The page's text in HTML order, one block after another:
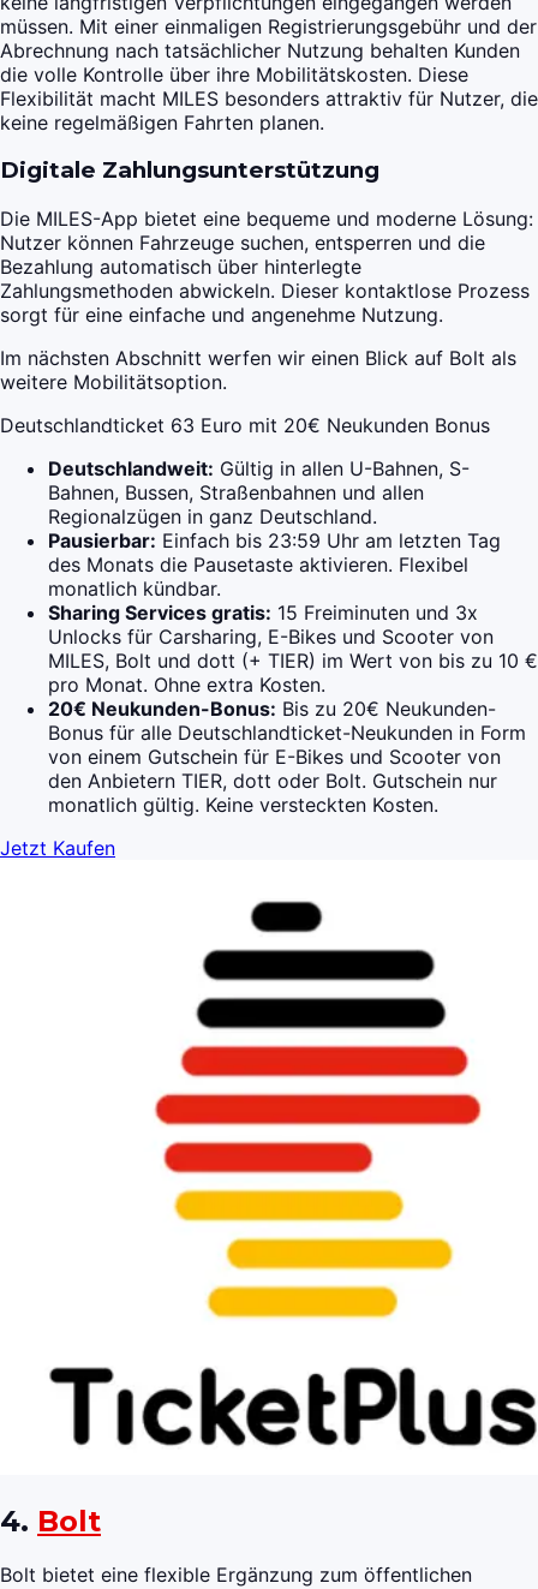
müssen. Mit einer einmaligen Registrierungsgebühr und der
Abrechnung nach tatsächlicher Nutzung behalten Kunden
die volle Kontrolle über ihre Mobilitätskosten. Diese
Flexibilität macht MILES besonders attraktiv für Nutzer, die
keine regelmäßigen Fahrten planen.
Digitale Zahlungsunterstützung
Die MILES-App bietet eine bequeme und moderne Lösung:
Nutzer können Fahrzeuge suchen, entsperren und die
Bezahlung automatisch über hinterlegte
Zahlungsmethoden abwickeln. Dieser kontaktlose Prozess
sorgt für eine einfache und angenehme Nutzung.
Im nächsten Abschnitt werfen wir einen Blick auf Bolt als
weitere Mobilitätsoption.
Deutschlandticket 63 Euro mit 20€ Neukunden Bonus
Deutschlandweit: Gültig in allen U-Bahnen, S-
Bahnen, Bussen, Straßenbahnen und allen
Regionalzügen in ganz Deutschland.
Pausierbar: Einfach bis 23:59 Uhr am letzten Tag
des Monats die Pausetaste aktivieren. Flexibel
monatlich kündbar.
Sharing Services gratis: 15 Freiminuten und 3x
Unlocks für Carsharing, E-Bikes und Scooter von
MILES, Bolt und dott (+ TIER) im Wert von bis zu 10 €
pro Monat. Ohne extra Kosten.
20€ Neukunden-Bonus: Bis zu 20€ Neukunden-
Bonus für alle Deutschlandticket-Neukunden in Form
von einem Gutschein für E-Bikes und Scooter von
den Anbietern TIER, dott oder Bolt. Gutschein nur
monatlich gültig. Keine versteckten Kosten.
Jetzt Kaufen
4. Bolt
Bolt bietet eine flexible Ergänzung zum öffentlichen